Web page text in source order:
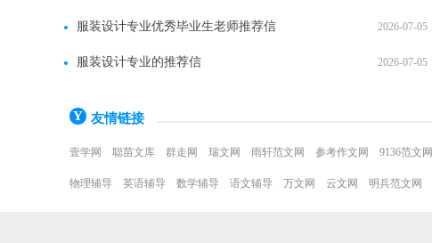
服装设计专业优秀毕业生老师推荐信 2026-07-05
服装设计专业的推荐信 2026-07-05
友情链接
壹学网 聪苗文库 群走网 瑞文网 雨轩范文网 参考作文网 9136范文网
物理辅导 英语辅导 数学辅导 语文辅导 万文网 云文网 明兵范文网